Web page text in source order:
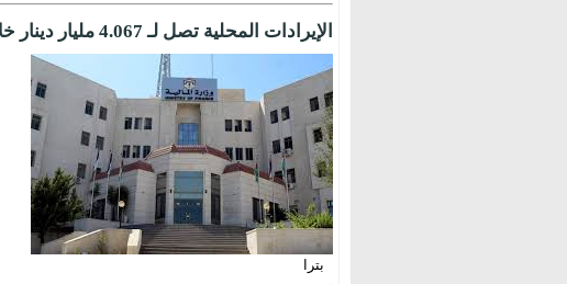
الإيرادات المحلية تصل لـ 4.067 مليار دينار خلال الأشهر الخمسة الأولى
بترا